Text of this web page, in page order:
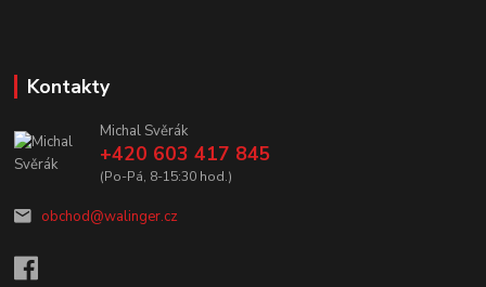
Kontakty
Michal Svěrák
+420 603 417 845
(Po-Pá, 8-15:30 hod.)
obchod@walinger.cz